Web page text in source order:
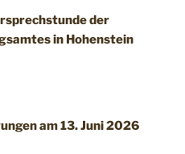
der
in Hohenstein
am 13. Juni 2026